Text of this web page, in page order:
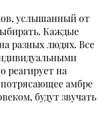
услышанный от
Каждые
разных людях. Все
реагирует на
амбре
будут звучать